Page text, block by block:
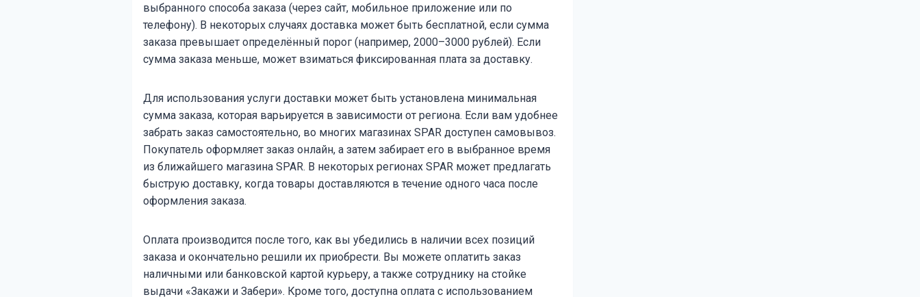
выбранного способа заказа (через сайт, мобильное приложение или по
телефону). В некоторых случаях доставка может быть бесплатной, если сумма
заказа превышает определённый порог (например, 2000–3000 рублей). Если
сумма заказа меньше, может взиматься фиксированная плата за доставку.
Для использования услуги доставки может быть установлена минимальная
сумма заказа, которая варьируется в зависимости от региона. Если вам удобнее
забрать заказ самостоятельно, во многих магазинах SPAR доступен самовывоз.
Покупатель оформляет заказ онлайн, а затем забирает его в выбранное время
из ближайшего магазина SPAR. В некоторых регионах SPAR может предлагать
быструю доставку, когда товары доставляются в течение одного часа после
оформления заказа.
Оплата производится после того, как вы убедились в наличии всех позиций
заказа и окончательно решили их приобрести. Вы можете оплатить заказ
наличными или банковской картой курьеру, а также сотруднику на стойке
выдачи «Закажи и Забери». Кроме того, доступна оплата с использованием